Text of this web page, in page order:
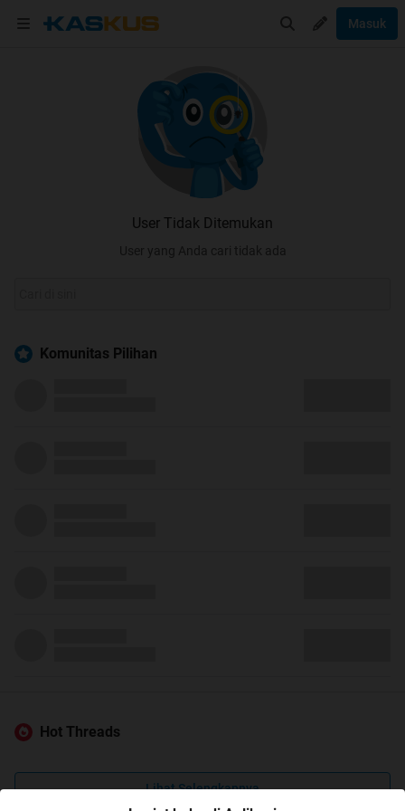
Masuk
User Tidak Ditemukan
User yang Anda cari tidak ada
Komunitas Pilihan
Hot Threads
Lihat Selengkapnya